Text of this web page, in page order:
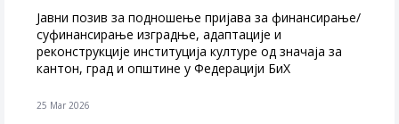
Јавни позив за подношење пријава за финансирање/
суфинансирање изградње, адаптације и
реконструкције институција културе од значаја за
кантон, град и општине у Федерацији БиХ
25 Mar 2026